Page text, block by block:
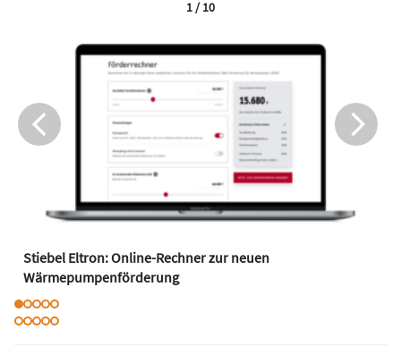
Stiebel Eltron: Online-Rechner zur neuen
Wärmepumpenförderung
1 / 10